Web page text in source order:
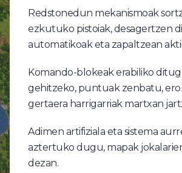
Redstonedun mekanismoak
ezkutuko pistoiak, desagertzen
automatikoak eta zapaltzean
Komando-blokeak erabiliko
gehitzeko, puntuak zenbatu,
gertaera harrigarriak martxan
Adimen artifiziala eta sistema
aztertuko dugu, mapak
dezan.